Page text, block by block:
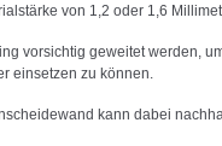
von 1,2 oder 1,6
vorsichtig geweitet werden,
einsetzen zu können.
kann dabei